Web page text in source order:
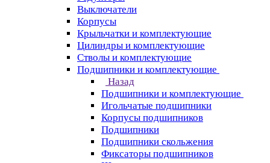
Выключатели
Корпусы
Крыльчатки и комплектующие
Цилиндры и комплектующие
Стволы и комплектующие
Подшипники и комплектующие
Назад
Подшипники и комплектующие
Игольчатые подшипники
Корпусы подшипников
Подшипники
Подшипники скольжения
Фиксаторы подшипников